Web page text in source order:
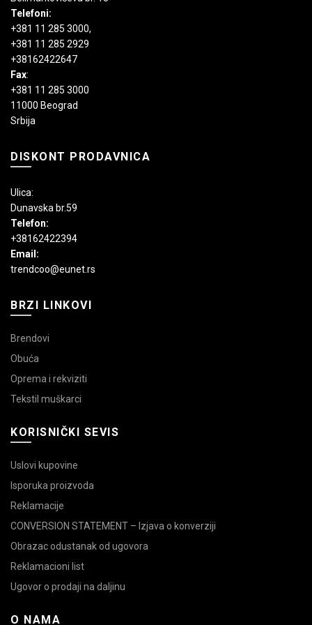
Telefoni:
+381 11 285 3000,
+381 11 285 2929
+38162422647
Fax:
+381 11 285 3000
11000 Beograd
Srbija
DISKONT PRODAVNICA
Ulica:
Dunavska br.59
Telefon:
+38162422394
Email:
trendcoo@eunet.rs
BRZI LINKOVI
Brendovi
Obuća
Oprema i rekviziti
Tekstil muškarci
KORISNIČKI SEVIS
Uslovi kupovine
Isporuka proizvoda
Reklamacije
CONVERSION STATEMENT – Izjava o konverziji
Obrazac odustanak od ugovora
Reklamacioni list
Ugovor o prodaji na daljinu
O NAMA